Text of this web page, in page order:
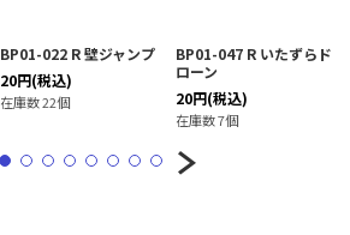
BP01-022 R 壁ジャンプ
20円(税込)
在庫数 22個
BP01-047 R いたずらド
ローン
20円(税込)
在庫数 7個